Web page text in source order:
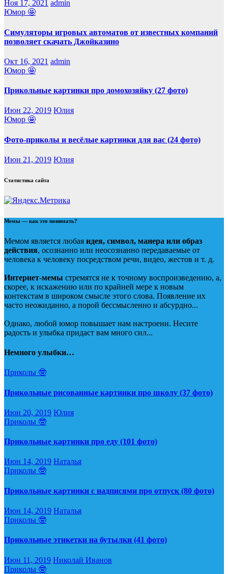
Ноя 17, 2021 admin
Юмор 🤩
Симуляторы игровых автоматов от известных компаний
позволяет скачать Джойказино
Окт 16, 2021 admin
Юмор 🤩
Прикольные картинки про домохозяйку (27 фото)
Июн 22, 2019 Юлия
Юмор 🤩
Фото-приколы и весёлые картинки для вас (24 фото)
Июн 21, 2019 Юлия
Статистика сайта
Мемы — как это понимать?
Мемом является любая идея, символ, манера или образ
действия, осознанно или неосознанно передаваемые от
человека к человеку посредством речи, видео, жестов и т. д.
Интернет-мемы стремятся не к точному воспроизведению, а,
скорее, к искажению или по крайней мере к новым
контекстам в широком смысле этого слова. Появление их
часто неожиданно, а порой бессмысленно и абсурдно...
Однако, любой юмор повышает нам настроени. Несите
радость и улыбка придаст вам много сил...
Немного улыбки…
Приколы 🤓
Прикольные рисованные картинки про школу (37 фото)
Июн 20, 2019 Юлия
Приколы 🤓
Прикольные картинки про еду (101 фото)
Июн 14, 2019 Наталья
Приколы 🤓
Прикольные картинки с надписями про отпуск (80 фото)
Июн 14, 2019 Наталья
Приколы 🤓
Прикольные этикетки на бутылки (41 фото)
Июн 11, 2019 Николай Иванов
Приколы 🤓